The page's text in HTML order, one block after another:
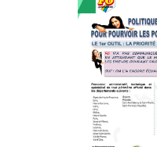
Derniers articles
Fiche technique :
Fiche technique : Nouvelles
Crise énergétique :